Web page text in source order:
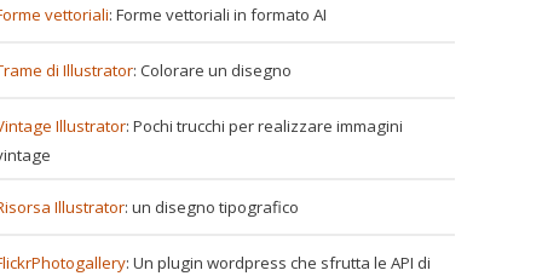
vettoriali: Forme vettoriali in formato AI
di Illustrator: Colorare un disegno
Illustrator: Pochi trucchi per realizzare immagini
Illustrator: un disegno tipografico
: Un plugin wordpress che sfrutta le API di